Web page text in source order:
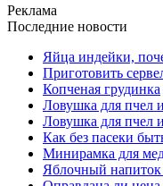
Реклама
Последние новости
Яйца индейки,
Приготовить
Копченая грудинка
Ловушка для пчел
Ловушка для пчел
Как без пасеки
Минирамка для
Яблочный